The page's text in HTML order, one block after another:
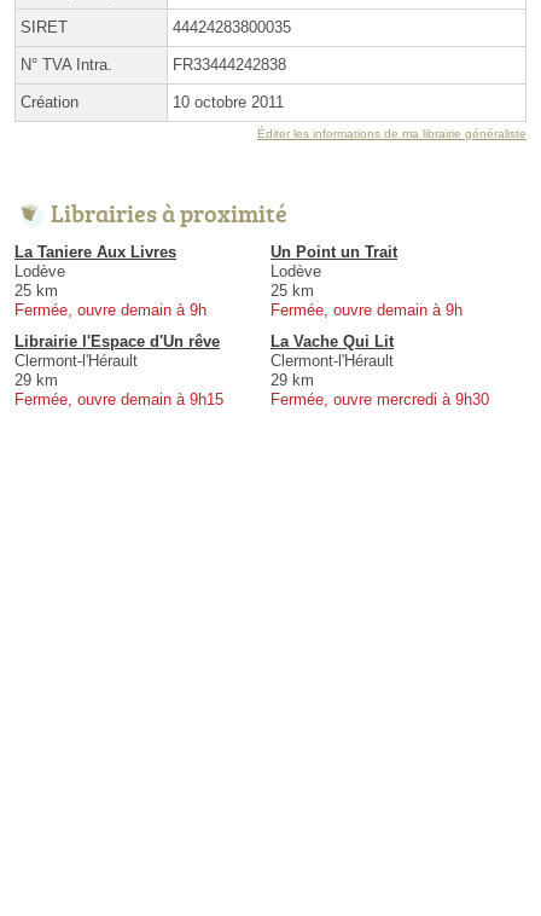
SIRET 44424283800035
N° TVA Intra. FR33444242838
Création 10 octobre 2011
Éditer les informations de ma librairie généraliste
Librairies à proximité
La Taniere Aux Livres
Lodève
25 km
Fermée, ouvre demain à 9h
Un Point un Trait
Lodève
25 km
Fermée, ouvre demain à 9h
Librairie l'Espace d'Un rêve
Clermont-l'Hérault
29 km
Fermée, ouvre demain à 9h15
La Vache Qui Lit
Clermont-l'Hérault
29 km
Fermée, ouvre mercredi à 9h30